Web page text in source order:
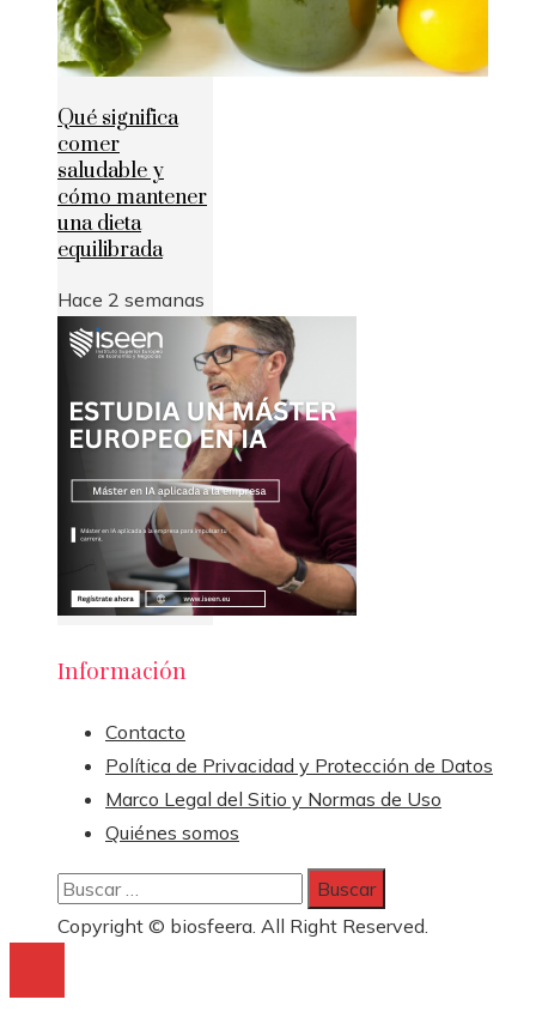
Qué significa
comer
saludable y
cómo mantener
una dieta
equilibrada
Hace 2 semanas
Información
Contacto
Política de Privacidad y Protección de Datos
Marco Legal del Sitio y Normas de Uso
Quiénes somos
Buscar:
Copyright © biosfeera. All Right Reserved.